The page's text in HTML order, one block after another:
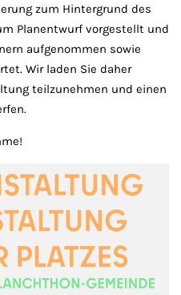
zum Hintergrund des
Planentwurf vorgestellt und
aufgenommen sowie
Wir laden Sie daher
teilzunehmen und einen